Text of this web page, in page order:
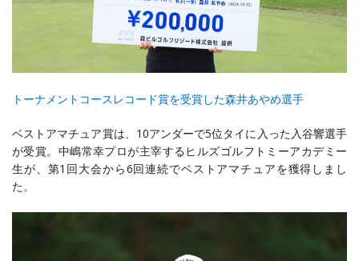
トーナメントコースレコード賞を受賞した森井あやめ選手
ベストアマチュア賞は、10アンダーで5位タイに入った入谷響選手
が受賞。中嶋常幸プロが主宰するヒルズゴルフトミーアカデミー
生が、第1回大会から6回連続でベストアマチュアを獲得しまし
た。